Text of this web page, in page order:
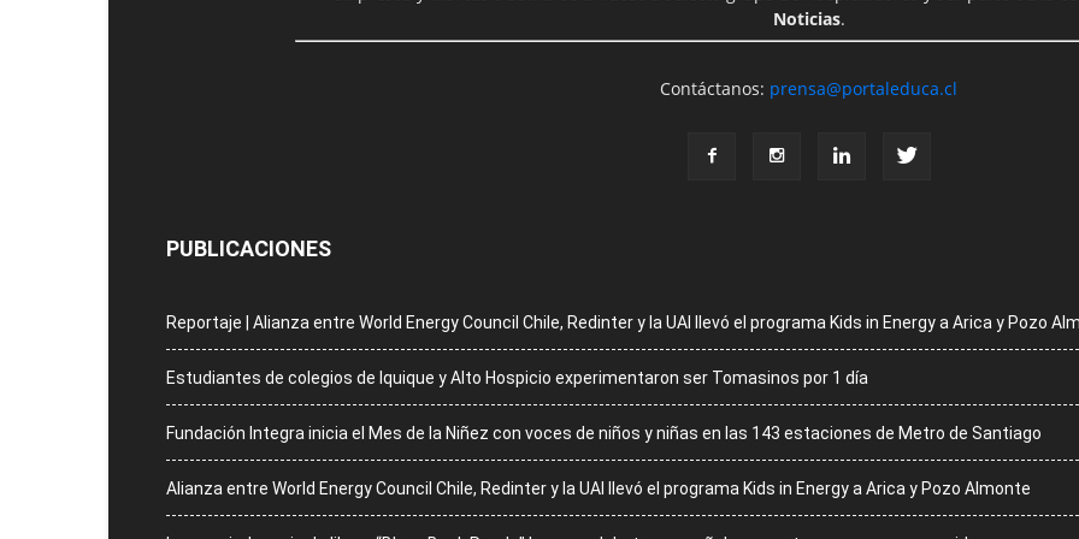
Noticias.
Contáctanos: prensa@portaleduca.cl
PUBLICACIONES
Reportaje | Alianza entre World Energy Council Chile, Redinter y la UAI llevó el programa Kids in Energy a Arica y Pozo
Estudiantes de colegios de Iquique y Alto Hospicio experimentaron ser Tomasinos por 1 día
Fundación Integra inicia el Mes de la Niñez con voces de niños y niñas en las 143 estaciones de Metro de Santiago
Alianza entre World Energy Council Chile, Redinter y la UAI llevó el programa Kids in Energy a Arica y Pozo Almonte